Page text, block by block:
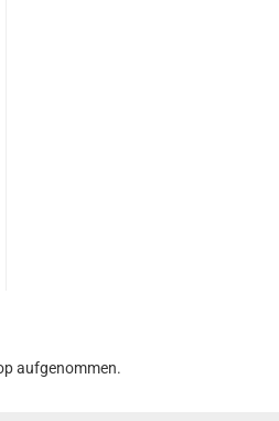
aufgenommen.